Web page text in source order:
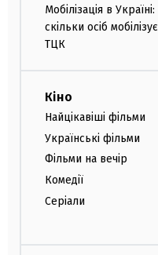
Мобілізація в Україні:
скільки осіб мобілізує
ТЦК
Кіно
Найцікавіші фільми
Українські фільми
Фільми на вечір
Комедії
Серіали